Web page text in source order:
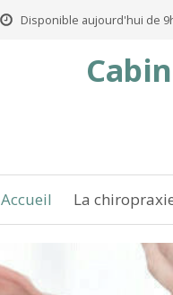
Disponible aujourd'hui de
Accueil La